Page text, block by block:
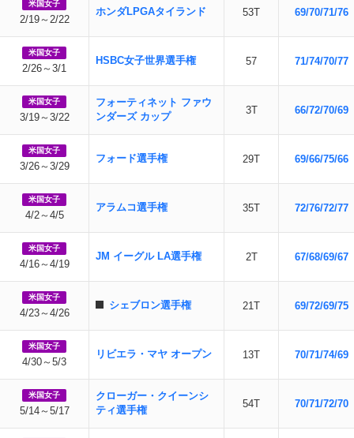
米国女子
2/19～2/22
ホンダLPGAタイランド 53T 69/70/71/76
米国女子
2/26～3/1
HSBC女子世界選手権 57 71/74/70/77
米国女子
3/19～3/22
フォーティネット ファウ
ンダーズ カップ
3T 66/72/70/69
米国女子
3/26～3/29
フォード選手権 29T 69/66/75/66
米国女子
4/2～4/5
アラムコ選手権 35T 72/76/72/77
米国女子
4/16～4/19
JM イーグル LA選手権 2T 67/68/69/67
米国女子
4/23～4/26
シェブロン選手権 21T 69/72/69/75
米国女子
4/30～5/3
リビエラ・マヤ オープン 13T 70/71/74/69
米国女子
5/14～5/17
クローガー・クイーンシ
ティ選手権
54T 70/71/72/70